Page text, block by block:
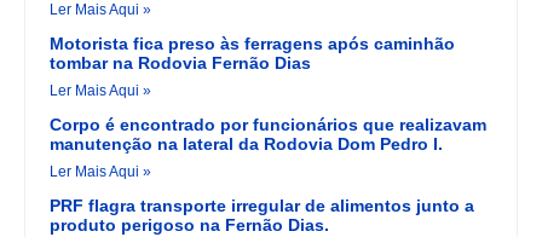
Ler Mais Aqui »
Motorista fica preso às ferragens após caminhão
tombar na Rodovia Fernão Dias
Ler Mais Aqui »
Corpo é encontrado por funcionários que realizavam
manutenção na lateral da Rodovia Dom Pedro I.
Ler Mais Aqui »
PRF flagra transporte irregular de alimentos junto a
produto perigoso na Fernão Dias.